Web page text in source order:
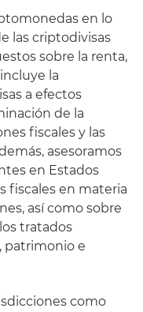
en lo
las criptodivisas
sobre la renta,
la
a efectos
de la
fiscales y las
asesoramos
en Estados
fiscales en materia
así como sobre
tratados
patrimonio e
como